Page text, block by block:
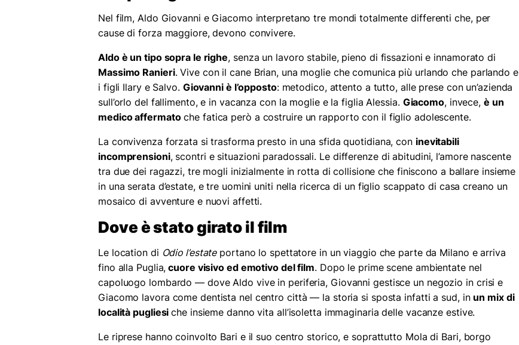
Nel film, Aldo Giovanni e Giacomo interpretano tre mondi totalmente differenti che, per
cause di forza maggiore, devono convivere.
Aldo è un tipo sopra le righe, senza un lavoro stabile, pieno di fissazioni e innamorato di
Massimo Ranieri. Vive con il cane Brian, una moglie che comunica più urlando che parlando e
i figli Ilary e Salvo. Giovanni è l’opposto: metodico, attento a tutto, alle prese con un’azienda
sull’orlo del fallimento, e in vacanza con la moglie e la figlia Alessia. Giacomo, invece, è un
medico affermatoche fatica però a costruire un rapporto con il figlio adolescente.
La convivenza forzata si trasforma presto in una sfida quotidiana, con inevitabili
incomprensioni, scontri e situazioni paradossali. Le differenze di abitudini, l’amore nascente
tra due dei ragazzi, tre mogli inizialmente in rotta di collisione che finiscono a ballare insieme
in una serata d’estate, e tre uomini uniti nella ricerca di un figlio scappato di casa creano un
mosaico di avventure e nuovi affetti.
Dove è stato girato il film
Le location di Odio l’estateportano lo spettatore in un viaggio che parte da Milano e arriva
fino alla Puglia, cuore visivo ed emotivo del film. Dopo le prime scene ambientate nel
capoluogo lombardo — dove Aldo vive in periferia, Giovanni gestisce un negozio in crisi e
Giacomo lavora come dentista nel centro città — la storia si sposta infatti a sud, in un mix di
località pugliesiche insieme danno vita all’isoletta immaginaria delle vacanze estive.
Le riprese hanno coinvolto Bari e il suo centro storico, e soprattutto Mola di Bari, borgo